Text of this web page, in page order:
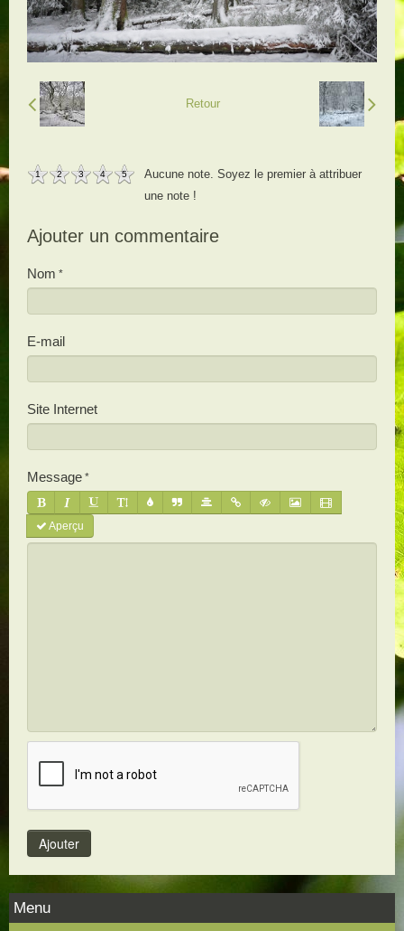
Retour
1 2 3 4 5
Aucune note. Soyez le premier à attribuer
une note !
Ajouter un commentaire
Nom
E-mail
Site Internet
Message
Aperçu
Menu